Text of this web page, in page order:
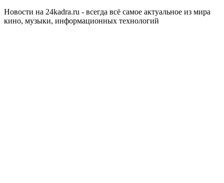
Новости на 24kadra.ru - всегда всё самое актуальное из мира
кино, музыки, информационных технологий